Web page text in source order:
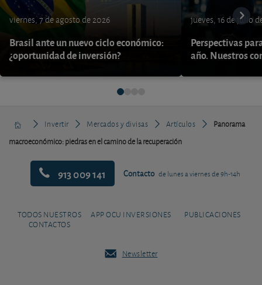
viernes, 7 de agosto de 2026
Brasil ante un nuevo ciclo económico:
¿oportunidad de inversión?
jueves, 16 de julio
Perspectivas
año. Nuestros
Invertir Mercados y divisas Artículos
Panorama
macroeconómico: piedras en el camino de la recuperación
913 009 141 Contacto de lunes a viernes de 9h-14h
TODOS NUESTROS
CONTACTOS
APP OCU INVERSIONES PUBLICACIONES
Newsletter